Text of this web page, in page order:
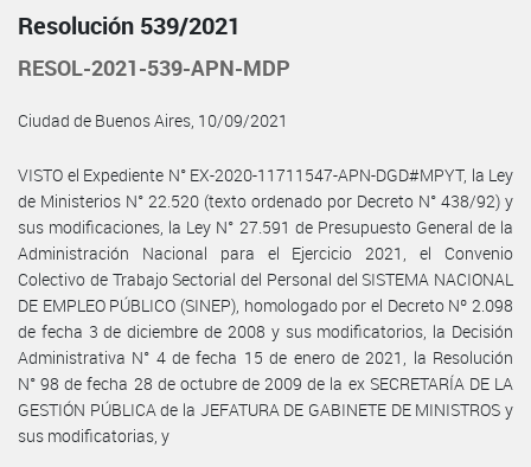
Resolución 539/2021
RESOL-2021-539-APN-MDP
Ciudad de Buenos Aires, 10/09/2021
VISTO el Expediente N° EX-2020-11711547-APN-DGD#MPYT, la Ley
de Ministerios N° 22.520 (texto ordenado por Decreto N° 438/92) y
sus modificaciones, la Ley N° 27.591 de Presupuesto General de la
Administración Nacional para el Ejercicio 2021, el Convenio
Colectivo de Trabajo Sectorial del Personal del SISTEMA NACIONAL
DE EMPLEO PÚBLICO (SINEP), homologado por el Decreto Nº 2.098
de fecha 3 de diciembre de 2008 y sus modificatorios, la Decisión
Administrativa N° 4 de fecha 15 de enero de 2021, la Resolución
N° 98 de fecha 28 de octubre de 2009 de la ex SECRETARÍA DE LA
GESTIÓN PÚBLICA de la JEFATURA DE GABINETE DE MINISTROS y
sus modificatorias, y